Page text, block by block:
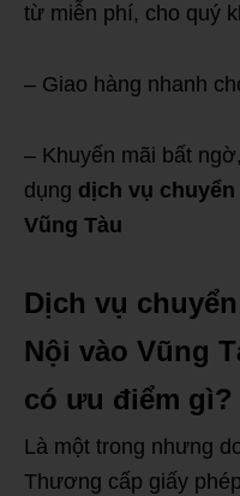
từ miễn phí, cho quý
– Giao hàng nhanh
– Khuyến mãi bất
dụng dịch vụ
Vũng Tàu
Dịch vụ
Nội vào Vũng
có ưu điểm gì?
Là một trong nhưng
Thương cấp giấy